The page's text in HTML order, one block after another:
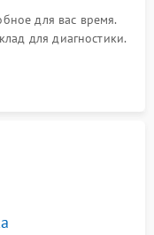
для вас время.
для диагностики.